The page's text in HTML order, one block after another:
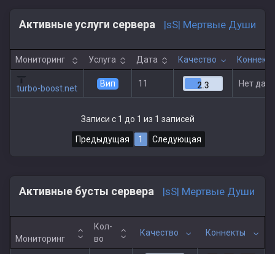
Активные услуги сервера |sS| Мертвые Души
Мониторинг Услуга Дата Качество
turbo-boost.net Вип 11 2.3 Нет
Записи с 1 до 1 из 1 записей
Предыдущая 1 Следующая
Активные бусты сервера |sS| Мертвые Души
Мониторинг
Кол-
во
Качество Коннекты